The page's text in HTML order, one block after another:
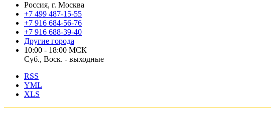
Россия, г. Москва
+7 499 487-15-55
+7 916 684-56-76
+7 916 688-39-40
Другие города
10:00 - 18:00 МСК
Суб., Воск. - выходные
RSS
YML
XLS